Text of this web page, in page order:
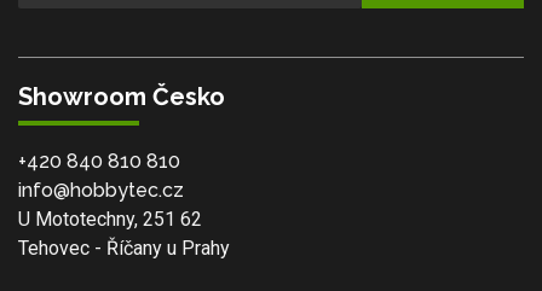
Showroom Česko
+420 840 810 810
info@hobbytec.cz
U Mototechny, 251 62
Tehovec - Říčany u Prahy